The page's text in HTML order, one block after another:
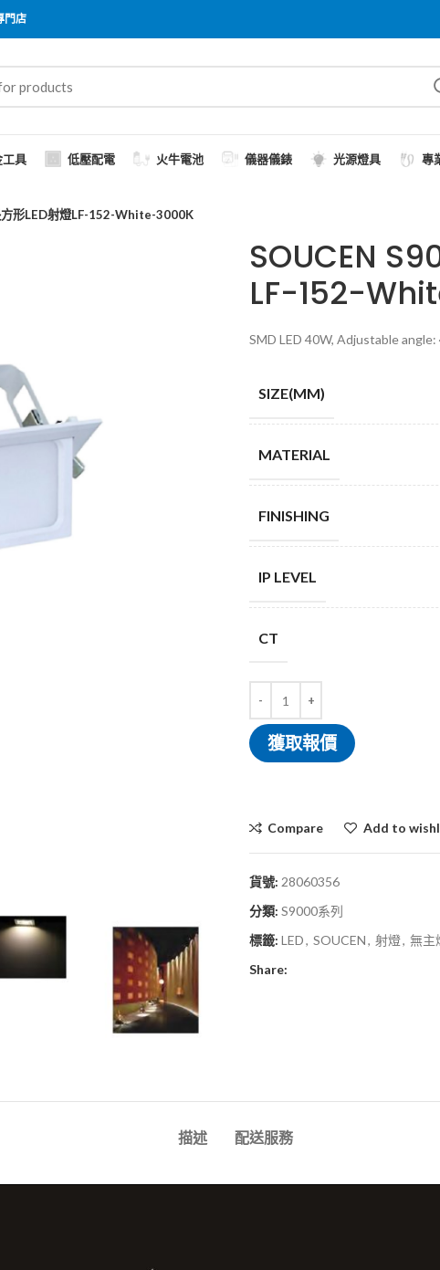
門店
工具 低壓配電 火牛電池 儀器儀錶 光源燈具 專
形LED射燈LF-152-White-3000K
SOUCEN
LF-152-
SMD LED 40W, Adjustable
SIZE(MM)
MATERIAL
FINISHING
IP LEVEL
CT
獲取報價
Compare Add to
貨號: 28060356
分類: S9000系列
標籤: LED, SOUCEN, 射燈, 無主
Share:
描述 配送服務